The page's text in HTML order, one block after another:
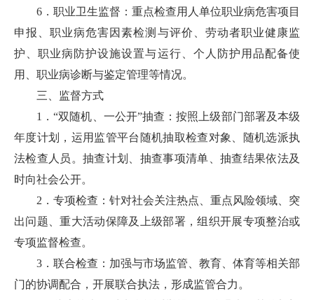
6．职业卫生监督：重点检查用人单位职业病危害项目
申报、职业病危害因素检测与评价、劳动者职业健康监
护、职业病防护设施设置与运行、个人防护用品配备使
用、职业病诊断与鉴定管理等情况。
三、监督方式
1．“双随机、一公开”抽查：按照上级部门部署及本级
年度计划，运用监管平台随机抽取检查对象、随机选派执
法检查人员。抽查计划、抽查事项清单、抽查结果依法及
时向社会公开。
2．专项检查：针对社会关注热点、重点风险领域、突
出问题、重大活动保障及上级部署，组织开展专项整治或
专项监督检查。
3．联合检查：加强与市场监管、教育、体育等相关部
门的协调配合，开展联合执法，形成监管合力。